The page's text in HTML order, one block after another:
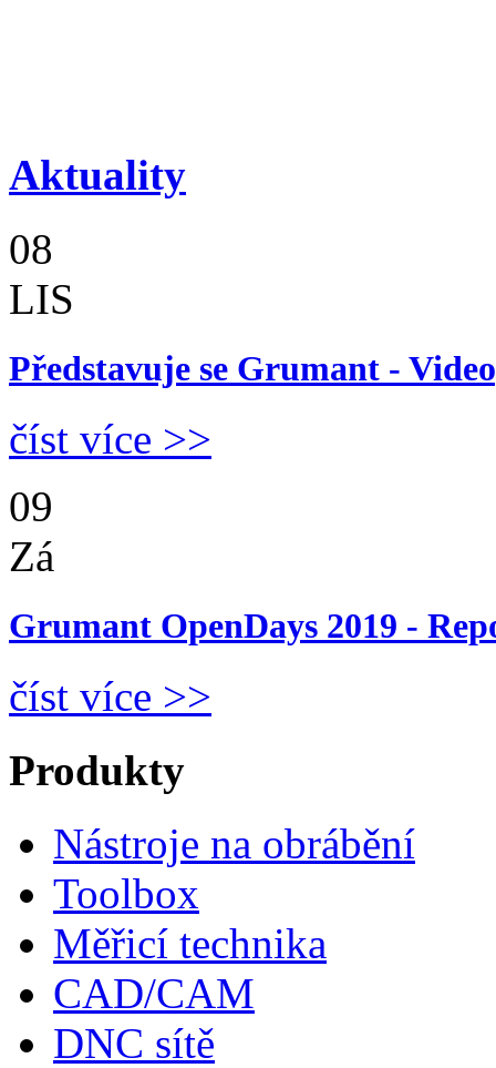
Aktuality
08
LIS
Představuje se Grumant -
číst více >>
09
Zá
Grumant OpenDays 2019 -
číst více >>
Produkty
Nástroje na obrábění
Toolbox
Měřicí technika
CAD/CAM
DNC sítě